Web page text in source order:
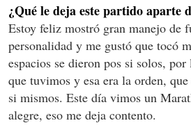
¿Qué le deja este partido aparte
Estoy feliz mostró gran manejo de
personalidad y me gustó que tocó
espacios se dieron pos si solos,
que tuvimos y esa era la orden,
si mismos. Este día vimos un
alegre, eso me deja contento.